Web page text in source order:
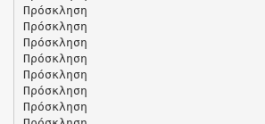
Πρόσκληση
Πρόσκληση
Πρόσκληση
Πρόσκληση
Πρόσκληση
Πρόσκληση
Πρόσκληση